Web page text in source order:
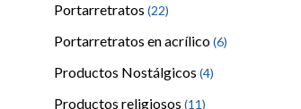
Portarretratos (22)
Portarretratos en acrílico(6)
Productos Nostálgicos (4)
Productos religiosos (11)